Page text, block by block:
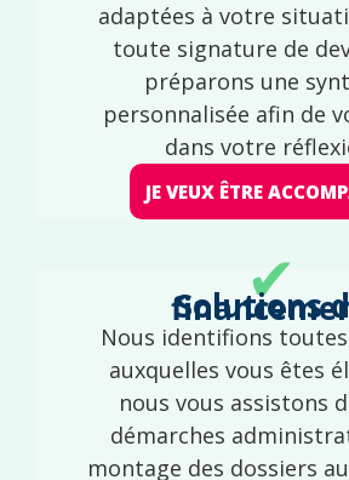
adaptées à votre
toute signature de
préparons une
personnalisée afin de
dans votre
JE VEUX ÊTRE
✔
Solutions de
Nous identifions
auxquelles vous êtes
nous vous assistons
démarches
montage des dossiers